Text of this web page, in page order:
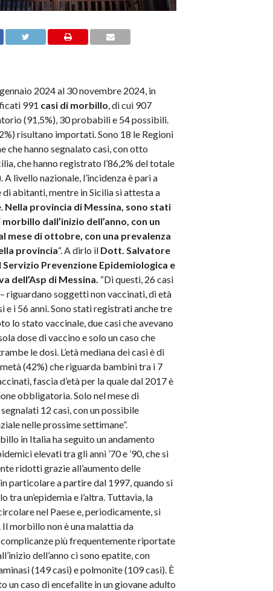
2024 al 30 novembre 2024, in
991 casi di morbillo, di cui 907
(91,5%), 30 probabili e 54 possibili.
risultano importati. Sono 18 le Regioni
che hanno segnalato casi, con otto
che hanno registrato l’86,2% del totale
A livello nazionale, l’incidenza è pari a
di abitanti, mentre in Sicilia si attesta a
Nella provincia di Messina, sono stati
dall’inizio dell’anno, con un
mese di ottobre, con una prevalenza
provincia“. A dirlo il Dott. Salvatore
Servizio Prevenzione Epidemiologica e
dell’Asp di Messina. “Di questi, 26 casi
riguardano soggetti non vaccinati, di età
e i 56 anni. Sono stati registrati anche tre
lo stato vaccinale, due casi che avevano
dose di vaccino e solo un caso che
le dosi. L’età mediana dei casi è di
(42%) che riguarda bambini tra i 7
fascia d’età per la quale dal 2017 è
obbligatoria. Solo nel mese di
12 casi, con un possibile
nelle prossime settimane”.
in Italia ha seguito un andamento
elevati tra gli anni ’70 e ’90, che si
ridotti grazie all’aumento delle
particolare a partire dal 1997, quando si
tra un’epidemia e l’altra. Tuttavia, la
nel Paese e, periodicamente, si
morbillo non è una malattia da
più frequentemente riportate
dell’anno ci sono epatite, con
(149 casi) e polmonite (109 casi). È
un caso di encefalite in un giovane adulto